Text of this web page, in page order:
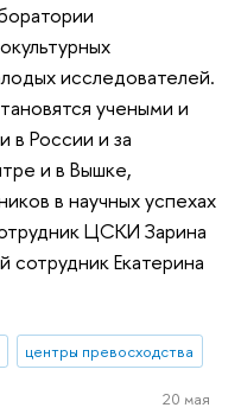
исследователей.
учеными и
в России и за
и в Вышке,
в научных успехах
ЦСКИ Зарина
Екатерина
центры превосходства
20 мая